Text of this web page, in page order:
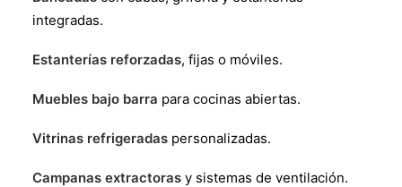
integradas.
Estanterías reforzadas, fijas o móviles.
Muebles bajo barra para cocinas abiertas.
Vitrinas refrigeradas personalizadas.
Campanas extractoras y sistemas de ventilación.